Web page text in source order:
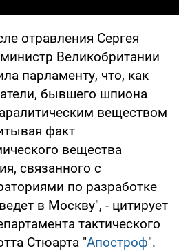
отравления Сергея
Великобритании
парламенту, что, как
бывшего шпиона
веществом
факт
вещества
связанного с
по разработке
в Москву", - цитирует
тактического
Стюарта "Апостроф".